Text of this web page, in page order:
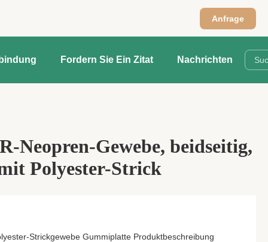
Anfrage
Fordern Sie Ein Zitat Nachrichten
Neopren-Gewebe, beidseitig,
Polyester-Strick
Strickgewebe Gummiplatte Produktbeschreibung